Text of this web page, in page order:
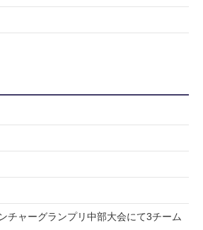
チャーグランプリ中部大会にて3チーム